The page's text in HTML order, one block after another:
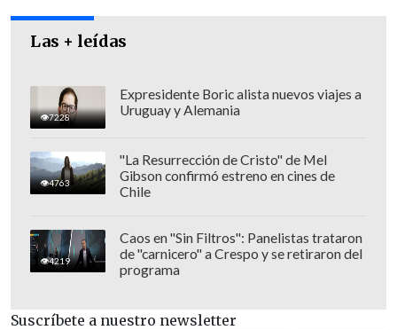
Los posibles escenarios judiciales son
anular el juicio y dictar uno nuevo, no
acoger la nulidad o establecer una nueva
que el recurso quede zanjado el próximo
martes, tras el análisis de los alegatos.
Las + leídas
7228
Expresidente Boric alista nuevos viajes a
Uruguay y Alemania
4763
"La Resurrección de Cristo" de Mel
Gibson confirmó estreno en cines de
Chile
4219
Caos en "Sin Filtros": Panelistas trataron
de "carnicero" a Crespo y se retiraron del
programa
Suscríbete a nuestro newsletter